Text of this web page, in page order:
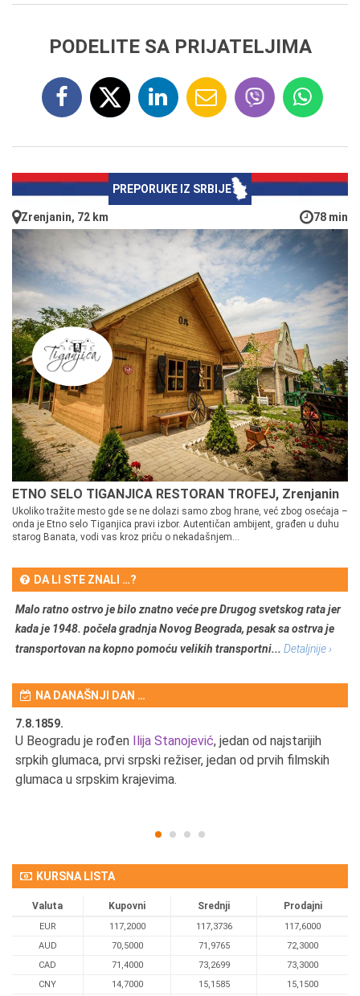
PODELITE SA PRIJATELJIMA
PREPORUKE IZ SRBIJE
Zrenjanin, 72 km 78 min
ETNO SELO TIGANJICA RESTORAN TROFEJ, Zrenjanin
Ukoliko tražite mesto gde se ne dolazi samo zbog hrane, već zbog osećaja –
onda je Etno selo Tiganjica pravi izbor. Autentičan ambijent, građen u duhu
starog Banata, vodi vas kroz priču o nekadašnjem...
DA LI STE ZNALI …?
Malo ratno ostrvo je bilo znatno veće pre Drugog svetskog rata jer
kada je 1948. počela gradnja Novog Beograda, pesak sa ostrva je
transportovan na kopno pomoću velikih transportni... Detaljnije ›
NA DANAŠNJI DAN …
7.8.1859.
U Beogradu je rođen Ilija Stanojević, jedan od najstarijih
srpkih glumaca, prvi srpski režiser, jedan od prvih filmskih
glumaca u srpskim krajevima.
KURSNA LISTA
Valuta Kupovni Srednji Prodajni
EUR 117,2000 117,3736
117,6000
AUD
70,5000 71,9765
72,3000
CAD
71,4000 73,2699
73,3000
CNY
14,7000 15,1585 15,1500